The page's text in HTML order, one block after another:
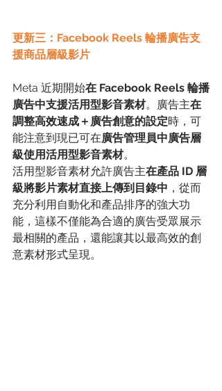
更新三：Facebook Reels 輪播廣告支
援商品層級影片
Meta 近期開始在 Facebook Reels 輪播
廣告中支援活用型影音素材。廣告主在
調整高效速成＋廣告創意的設定時，可
能注意到現已可在廣告管理員中廣告層
級使用活用型影音素材。
活用型影音素材允許廣告主在產品 ID 層
級將影片素材直接上傳到目錄中 ，從而
充分利用自動化和產品排序的強大功
能，這樣不僅能為合適的廣告受眾展示
最相關的產品，還能讓其以最高效的創
意素材形式呈現。